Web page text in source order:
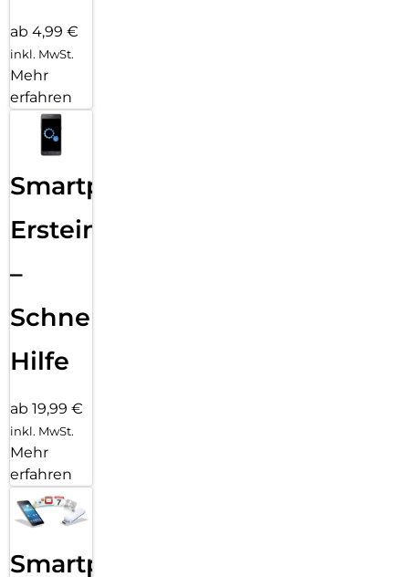
ab 4,99 €
inkl. MwSt.
Mehr
erfahren
Smartphone
Ersteinrichtung
–
Schnelle
Hilfe
ab 19,99 €
inkl. MwSt.
Mehr
erfahren
Smartphone